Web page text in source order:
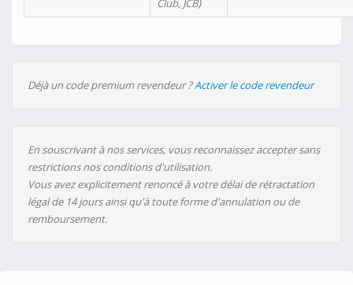
Club, JCB)
Déjà un code premium revendeur ?Activer le code revendeur
En souscrivant à nos services, vous reconnaissez accepter sans
restrictions nos conditions d'utilisation.
Vous avez explicitement renoncé à votre délai de rétractation
légal de 14 jours ainsi qu'à toute forme d'annulation ou de
remboursement.